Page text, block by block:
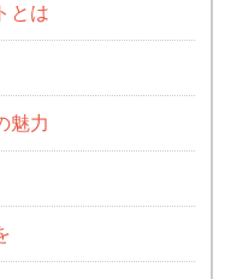
とは
魅力